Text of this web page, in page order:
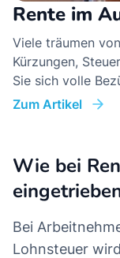
Rente im
Viele träumen
Kürzungen,
Sie sich volle
Zum Artikel
Wie bei
Bei
Lohnsteuer